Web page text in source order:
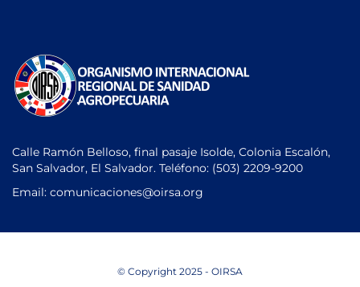
Calle Ramón Belloso, final pasaje Isolde, Colonia Escalón,
San Salvador, El Salvador. Teléfono: (503) 2209-9200
Email: comunicaciones@oirsa.org
© Copyright 2025 - OIRSA